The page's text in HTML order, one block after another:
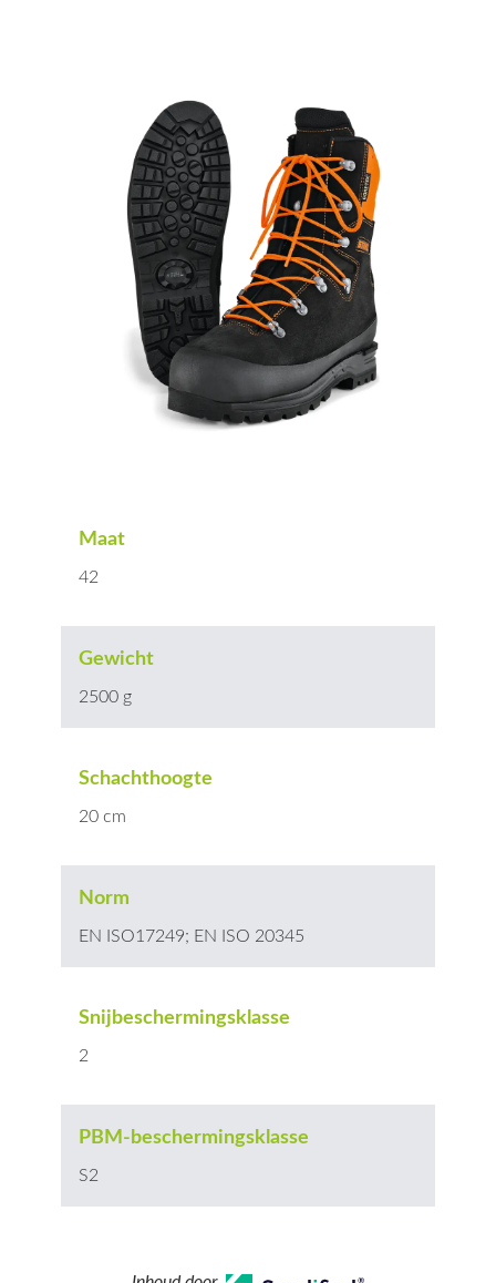
Maat
42
Gewicht
2500 g
Schachthoogte
20 cm
Norm
EN ISO17249; EN ISO 20345
Snijbeschermingsklasse
2
PBM-beschermingsklasse
S2